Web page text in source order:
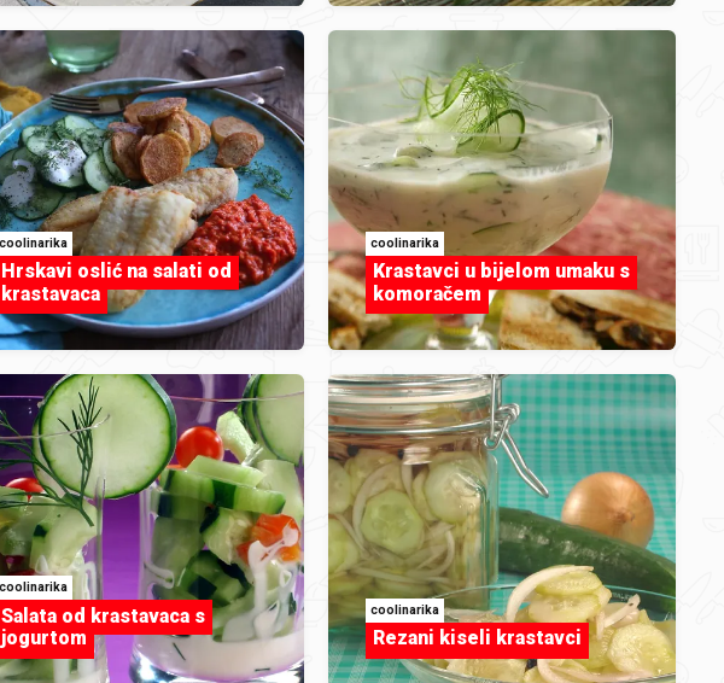
na poslu.jpg
GaLaRi
IMG_2025.jpeg
GaLaRi
IMG_2025.jpeg
coolinarika
Hrskavi oslić na salati od
krastavaca
coolinarika
Krastavci u bijelom umaku s
komoračem
coolinarika
Salata od krastavaca s
jogurtom
coolinarika
Rezani kiseli krastavci